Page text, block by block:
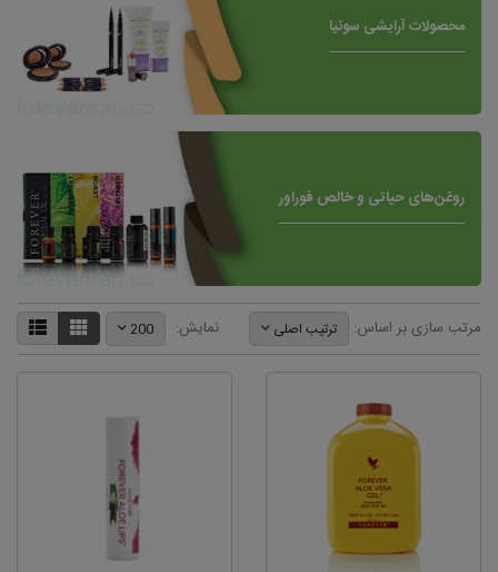
محصولات آرایشی سونیا
روغن‌های حیاتی و خالص فوراور
نمایش: 200 مرتب سازی بر اساس: ترتیب اصلی